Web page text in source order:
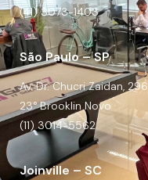
(41) 3073-1403
São Paulo – SP
Av. Dr. Chucri Zaidan, 296
23° Brooklin Novo
(11) 3014-5562
Joinville – SC